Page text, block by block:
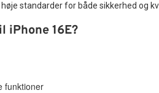
høje standarder for både sikkerhed og
16E?
funktioner